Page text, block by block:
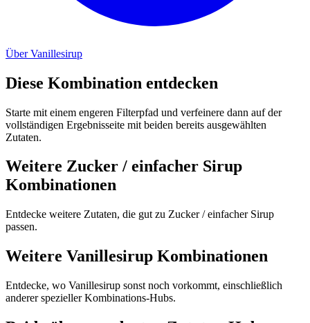
Über Vanillesirup
Diese Kombination entdecken
Starte mit einem engeren Filterpfad und verfeinere dann auf der
vollständigen Ergebnisseite mit beiden bereits ausgewählten
Zutaten.
Weitere Zucker / einfacher Sirup
Kombinationen
Entdecke weitere Zutaten, die gut zu Zucker / einfacher Sirup
passen.
Weitere Vanillesirup Kombinationen
Entdecke, wo Vanillesirup sonst noch vorkommt, einschließlich
anderer spezieller Kombinations-Hubs.